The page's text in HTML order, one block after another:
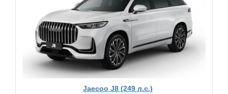
Jaecoo J8 (249 л.с.)